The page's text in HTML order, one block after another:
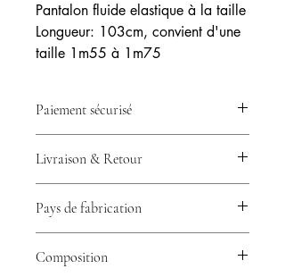
Pantalon fluide elastique à la taille
Longueur: 103cm, convient d'une
taille 1m55 à 1m75
Paiement sécurisé
grâce à Stripe – CB, Visa, Mastercard
& plus.
Livraison & Retour
Collissimo ou Mondial Relay –
Livraison rapide partout en France.
🔁 Retour possible sous 14 jours –
Essayez sans risque.
Pays de fabrication
Composition